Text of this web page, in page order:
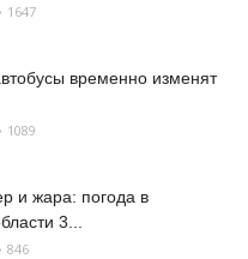
1647
временно изменят
1089
и жара: погода в
3...
846